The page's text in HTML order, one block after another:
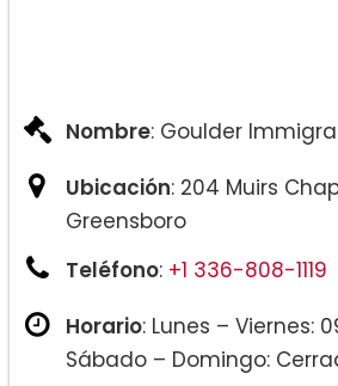
Nombre: Goulder
Ubicación: 204 Muirs
Greensboro
Teléfono: +1 336-808-1119
Horario: Lunes – Viernes:
Sábado – Domingo: